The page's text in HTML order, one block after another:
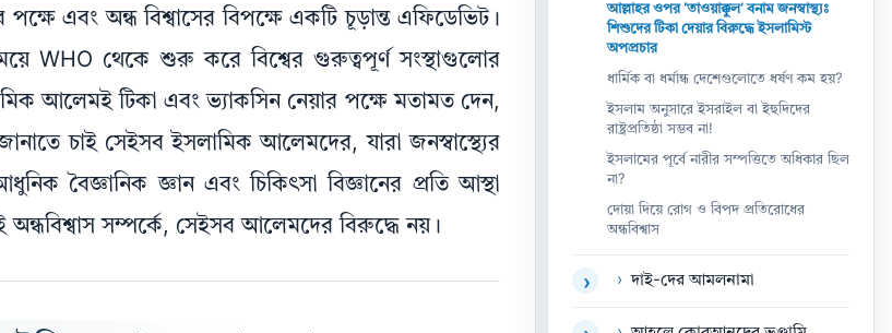
পক্ষে এবং অন্ধ বিশ্বাসের বিপক্ষে একটি চূড়ান্ত এফিডেভিট।
WHO থেকে শুরু করে বিশ্বের গুরুত্বপূর্ণ সংস্থাগুলোর
আলেমই টিকা এবং ভ্যাকসিন নেয়ার পক্ষে মতামত দেন,
চাই সেইসব ইসলামিক আলেমদের, যারা জনস্বাস্থ্যের
বৈজ্ঞানিক জ্ঞান এবং চিকিৎসা বিজ্ঞানের প্রতি আস্থা
সম্পর্কে, সেইসব আলেমদের বিরুদ্ধে নয়।
আল্লাহর ওপর ‘তাওয়াক্কুল’ বনাম জনস্বাস্থ্যঃ
শিশুদের টিকা দেয়ার বিরুদ্ধে ইসলামিস্ট
অপপ্রচার
ধার্মিক বা ধর্মান্ধ দেশেগুলোতে ধর্ষণ কম হয়?
ইসলাম অনুসারে ইসরাইল বা ইহুদিদের
রাষ্ট্রপ্রতিষ্ঠা সম্ভব না!
ইসলামের পূর্বে নারীর সম্পত্তিতে অধিকার ছিল
না?
দোয়া দিয়ে রোগ ও বিপদ প্রতিরোধের
অন্ধবিশ্বাস
› › দাই-দের আমলনামা